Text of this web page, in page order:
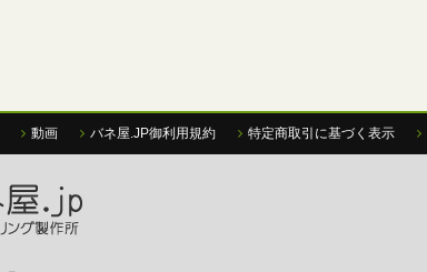
動画 バネ屋.JP御利用規約 特定商取引に基づく表示